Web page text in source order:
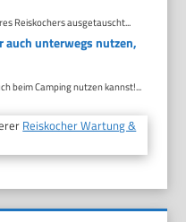
Reiskochers ausgetauscht...
auch unterwegs nutzen,
beim Camping nutzen kannst!...
Reiskocher Wartung &